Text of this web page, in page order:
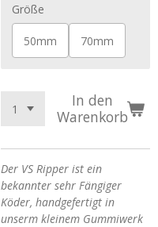
Größe
50mm 70mm
In den
Warenkorb
Der VS Ripper ist ein
bekannter sehr Fängiger
Köder, handgefertigt in
unserm kleinem Gummiwerk